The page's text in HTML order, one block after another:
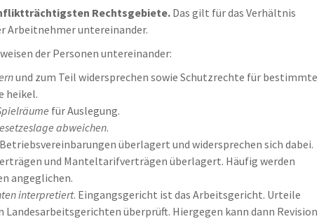
Rechtsgebiete. Das gilt für das Verhältnis
Arbeitnehmer untereinander.
der Personen untereinander:
und zum Teil widersprechen sowie Schutzrechte für bestimmte
heikel.
für Auslegung.
abweichen.
überlagert und widersprechen sich dabei.
und Manteltarifverträgen überlagert. Häufig werden
angeglichen.
interpretiert. Eingangsgericht ist das Arbeitsgericht. Urteile
überprüft. Hiergegen kann dann Revision